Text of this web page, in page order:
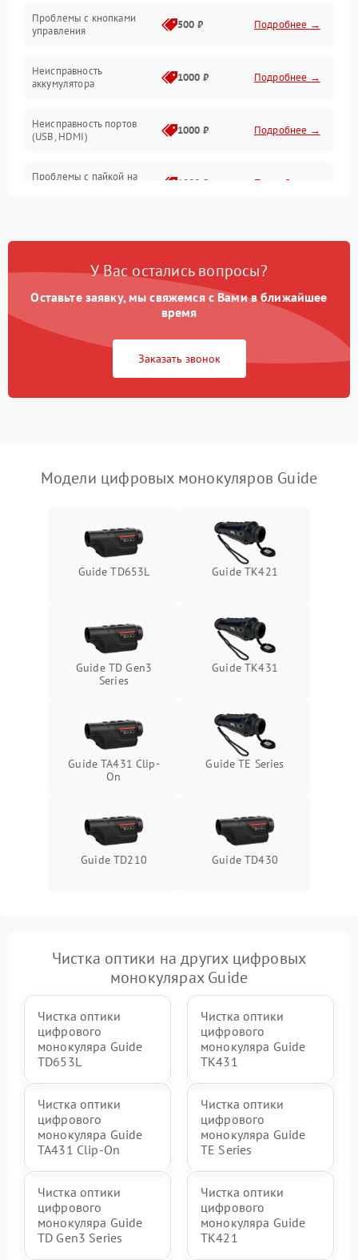
Механические повреждения
Проблемы с кнопками
управления
500 ₽ Подробнее →
Неисправность
аккумулятора
1000 ₽ Подробнее →
Неисправность портов
(USB, HDMI)
1000 ₽ Подробнее →
Проблемы с пайкой на
1000 ₽ Подробнее →
процессора
Повреждение внутренних
проводов
500 ₽
Неисправность Wi-
Fi/Bluetooth модуля
1500 ₽
изображения
Проблемы с заземлением Подробнее →
Неисправность кнопок
Подробнее →
У Вас остались вопросы?
Оставьте заявку, мы свяжемся с Вами в ближайшее
время
Заказать звонок
Модели цифровых монокуляров Guide
Guide TD653L Guide TK421
Guide TD Gen3
Series
Guide TK431
Guide TA431 Clip-
On
Guide TE Series
Guide TD210 Guide TD430
Чистка оптики на других цифровых
монокулярах Guide
Чистка оптики
цифрового
монокуляра Guide
TD653L
Чистка оптики
цифрового
монокуляра Guide
TK431
Чистка оптики
цифрового
монокуляра Guide
TA431 Clip-On
Чистка оптики
цифрового
монокуляра Guide
TE Series
Чистка оптики
цифрового
монокуляра Guide
TD Gen3 Series
Чистка оптики
цифрового
монокуляра Guide
TK421